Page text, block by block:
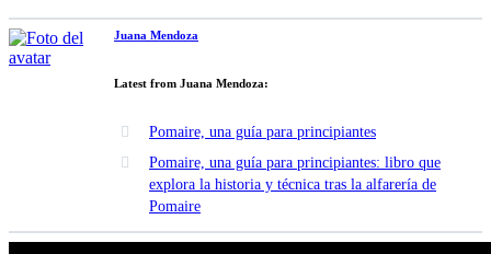
Juana Mendoza
Latest from Juana Mendoza:
Pomaire, una guía para principiantes
Pomaire, una guía para principiantes: libro que
explora la historia y técnica tras la alfarería de
Pomaire